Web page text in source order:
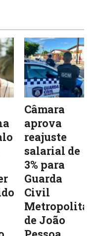
Câmara
aprova
reajuste
salarial de
3% para
Guarda
Civil
de João